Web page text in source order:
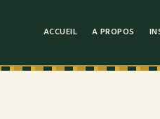
ACCUEIL A PROPOS